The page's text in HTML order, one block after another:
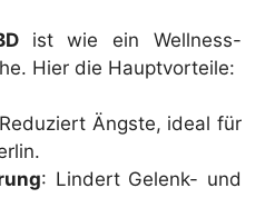
ist wie ein Wellness-
Hier die Hauptvorteile:
Ängste, ideal für
: Lindert Gelenk- und